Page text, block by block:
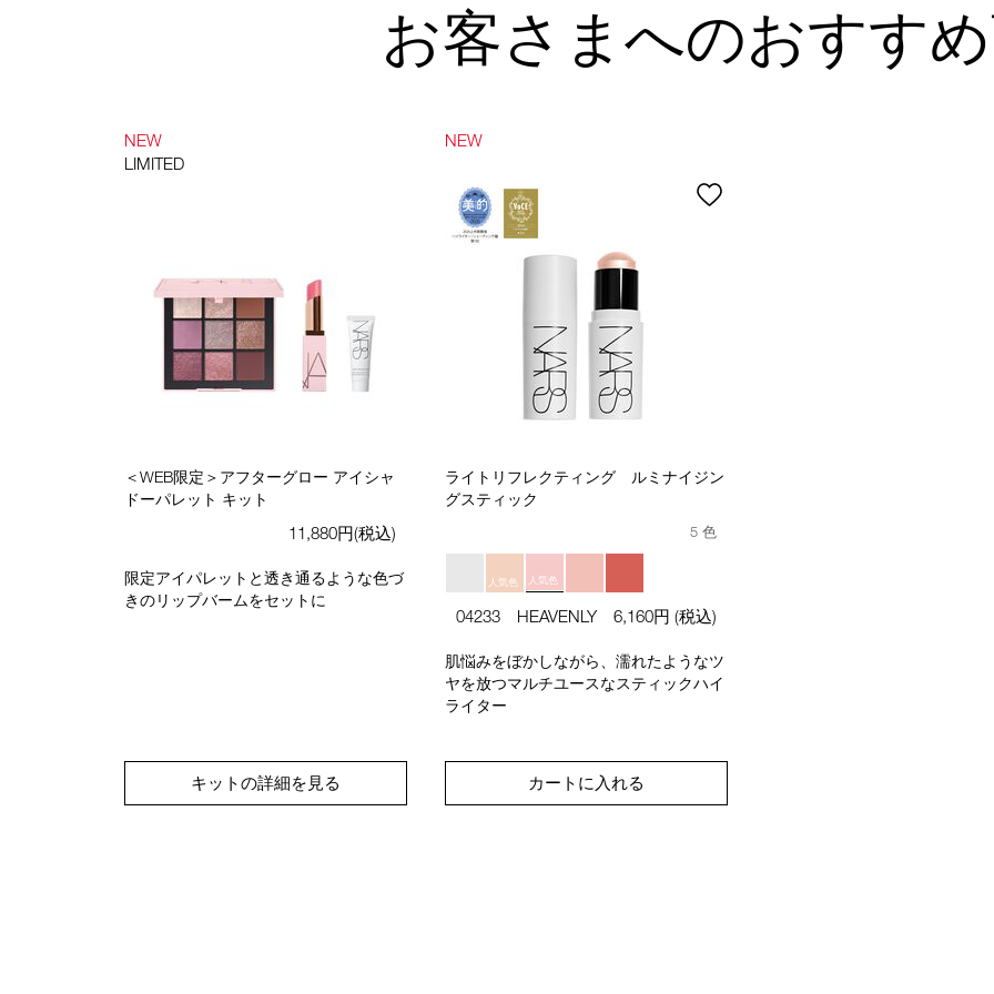
お客さまへのおすす
NEW
LIMITED
＜WEB限定＞アフターグロー アイシャ
ドーパレット キット
11,880円(税込)
限定アイパレットと透き通るような色づ
きのリップバームをセットに
キットの詳細を見る
NEW
ライトリフレクティング ルミナイジン
グスティック
5 色
人気色 人気色
04233 HEAVENLY 6,160円 (税込)
肌悩みをぼかしながら、濡れたようなツ
ヤを放つマルチユースなスティックハイ
ライター
カートに入れる